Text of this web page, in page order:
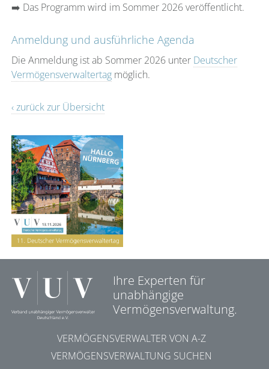
➡️ Das Programm wird im Sommer 2026 veröffentlicht.
Anmeldung und ausführliche Agenda
Die Anmeldung ist ab Sommer 2026 unter Deutscher
Vermögensverwaltertag möglich.
‹ zurück zur Übersicht
Ihre Experten für
unabhängige
Vermögensverwaltung.
VERMÖGENSVERWALTER VON A-Z
VERMÖGENSVERWALTUNG SUCHEN